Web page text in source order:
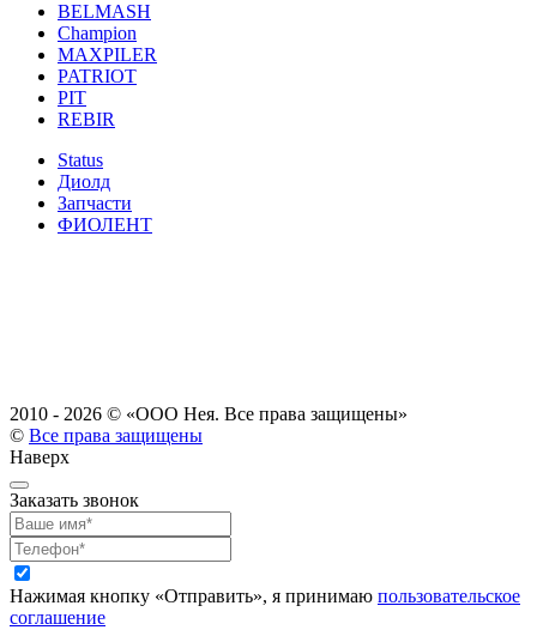
BELMASH
Champion
MAXPILER
PATRIOT
PIT
REBIR
Status
Диолд
Запчасти
ФИОЛЕНТ
2010 - 2026 © «ООО Нея. Все права защищены»
© Все права защищены
Наверх
Заказать звонок
Нажимая кнопку «Отправить», я принимаю пользовательское
соглашение